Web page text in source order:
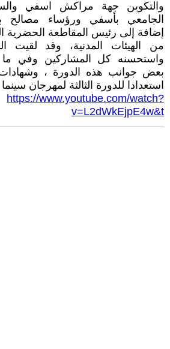
والتكوين جهة مراكش اسفي
الجامعي بأسفي ورؤساء مصالح
إضافة إلى رئيس المقاطعة الحضرية
من الهيئات المدنية، وقد لقيت
واستحسنه كل المشاركين وفي
بعض جوانب هذه الدورة ،
استعدادا للدورة الثالثة لمهرجان
https://www.youtube.com/watch?
v=L2dWkEjpE4w&t